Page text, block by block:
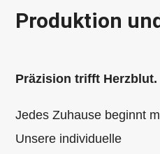
Produktion
Präzision trifft Herzblut.
Jedes Zuhause beginnt
Unsere individuelle